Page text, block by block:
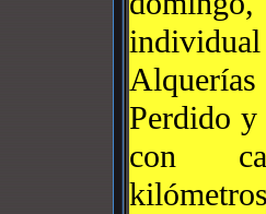
Perdido y
con